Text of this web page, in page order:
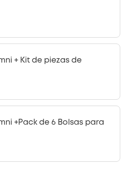
+ Kit de piezas de
+Pack de 6 Bolsas para